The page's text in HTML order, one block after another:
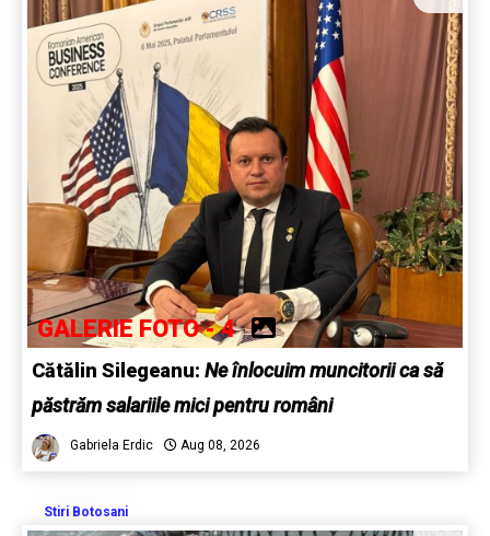
GALERIE FOTO - 4
Cătălin Silegeanu: Ne înlocuim muncitorii ca să
păstrăm salariile mici pentru români
Gabriela Erdic Aug 08, 2026
Stiri Botosani